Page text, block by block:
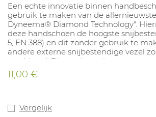
Een echte innovatie binnen
gebruik te maken van de
Dyneema® Diamond Technology".
deze handschoen de hoogste
5, EN 388) en dit zonder gebruik te
andere externe snijbestendige vezel
staaldraad. Dit resulteert in een zeer
handschoen (13 gauge). Uniek! De
een performante foam nitril coating
een uitzonderlijk goede grip op
handen goed geventileerd en geeft de
11,00 €
Vergelijk